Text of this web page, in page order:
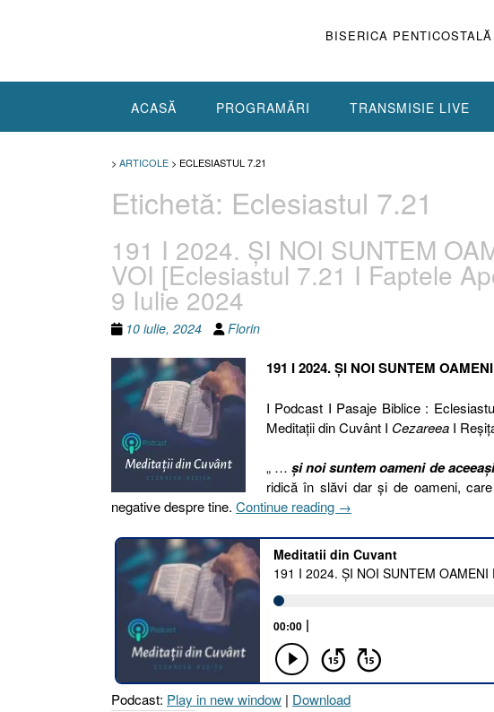
BISERICA PENTICOSTALĂ
ACASĂ PROGRAMĂRI TRANSMISIE LIVE
> ARTICOLE > ECLESIASTUL 7.21
Etichetă: Eclesiastul 7.21
191 I 2024. ȘI NOI SUNTEM
VOI [Eclesiastul 7.21 I Faptele
9 Iulie 2024
10 iulie, 2024 Florin
191 I 2024. ȘI NOI SUNTEM
I Podcast I Pasaje Biblice :
Meditaţii din Cuvânt I CezareeaI
„ … și noi suntem oameni de
ridică în slăvi dar și de oameni,
negative despre tine. Continue reading „191
2024.
ȘI
NOI
ACEEAȘI
FIRE
CU
→
Podcast: Play in new window | Download